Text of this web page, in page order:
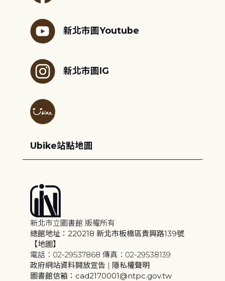
新北市圖Youtube
新北市圖IG
Ubike站點地圖
新北市立圖書館 版權所有
總館地址：220218 新北市板橋區貴興路139號
【地圖】
電話：02-29537868 傳真：02-29538139
政府網站資料開放宣告 | 隱私權聲明
圖書館信箱：cad2170001@ntpc.gov.tw